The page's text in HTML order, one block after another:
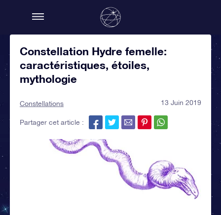
Constellation Hydre femelle:
caractéristiques, étoiles,
mythologie
Constellations 13 Juin 2019
Partager cet article :